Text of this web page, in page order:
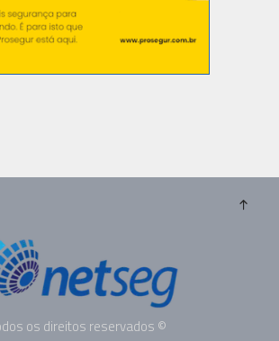
os direitos reservados ©